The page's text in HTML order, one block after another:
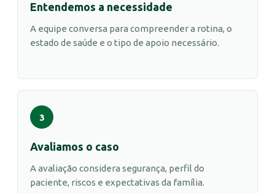
Entendemos a necessidade
A equipe conversa para compreender a rotina, o
estado de saúde e o tipo de apoio necessário.
3
Avaliamos o caso
A avaliação considera segurança, perfil do
paciente, riscos e expectativas da família.